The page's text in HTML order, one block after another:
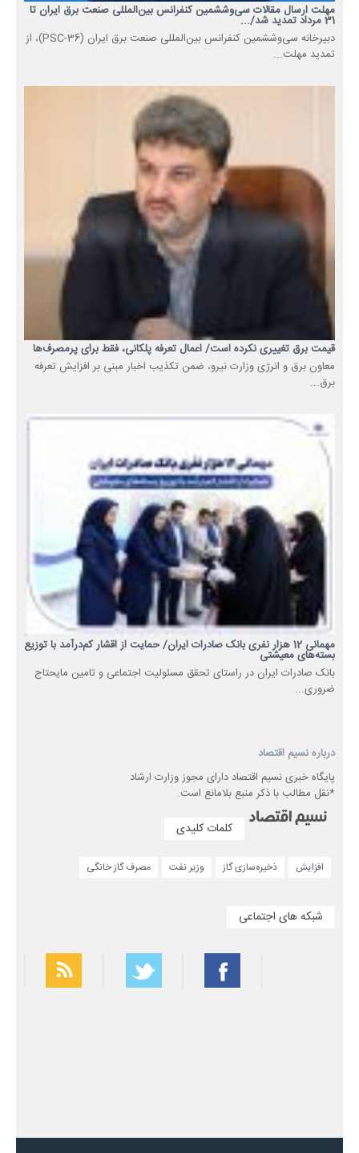
مهلت ارسال مقالات سی‌وششمین کنفرانس بین‌المللی صنعت برق ایران تا
31 مرداد تمدید شد/...
دبیرخانه سی‌وششمین کنفرانس بین‌المللی صنعت برق ایران (PSC-36)، از
تمدید مهلت...
قیمت برق تغییری نکرده است/ اعمال تعرفه پلکانی، فقط برای پرمصرف‌ها
معاون برق و انرژی وزارت نیرو، ضمن تکذیب اخبار مبنی بر افزایش تعرفه
برق...
مهمانی 12 هزار نفری بانک صادرات ایران/ حمایت از اقشار کم‌درآمد با توزیع
بسته‌های معیشتی
​بانک صادرات ایران در راستای تحقق مسئولیت اجتماعی و تامین مایحتاج
ضروری...
درباره نسیم اقتصاد
پایگاه خبری نسیم اقتصاد دارای مجوز وزارت ارشاد
*نقل مطالب با ذکر منبع بلامانع است.
کلمات کلیدی
افزایش ذخیره‌سازی گاز وزیر نفت مصرف گاز خانگی
شبکه های اجتماعی